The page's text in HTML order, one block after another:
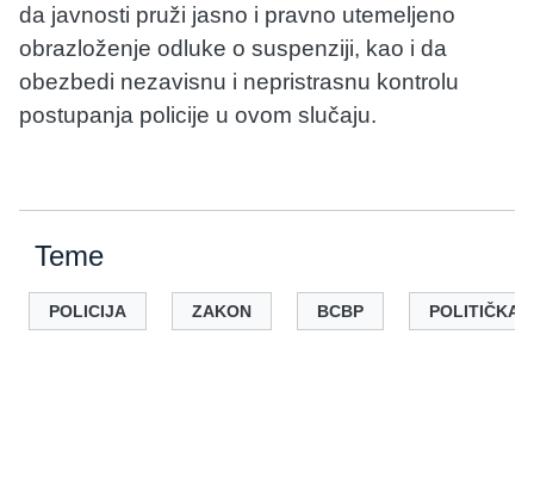
da javnosti pruži jasno i pravno utemeljeno
obrazloženje odluke o suspenziji, kao i da
obezbedi nezavisnu i nepristrasnu kontrolu
postupanja policije u ovom slučaju.
Teme
POLICIJA ZAKON BCBP POLITIČKA